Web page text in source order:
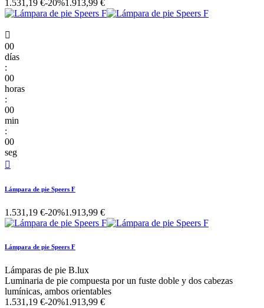
1.531,19 €-20%1.913,99 €

00
días
:
00
horas
:
00
min
:
00
seg

Lámpara de pie Speers F
1.531,19 €-20%1.913,99 €
Lámpara de pie Speers F
Lámparas de pie B.lux
Luminaria de pie compuesta por un fuste doble y dos cabezas
lumínicas, ambos orientables
1.531,19 €-20%1.913,99 €